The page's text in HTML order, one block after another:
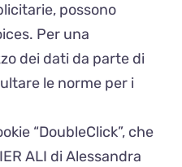
possono
Per una
dei dati da parte di
le norme per i
“DoubleClick”, che
ALI di Alessandra